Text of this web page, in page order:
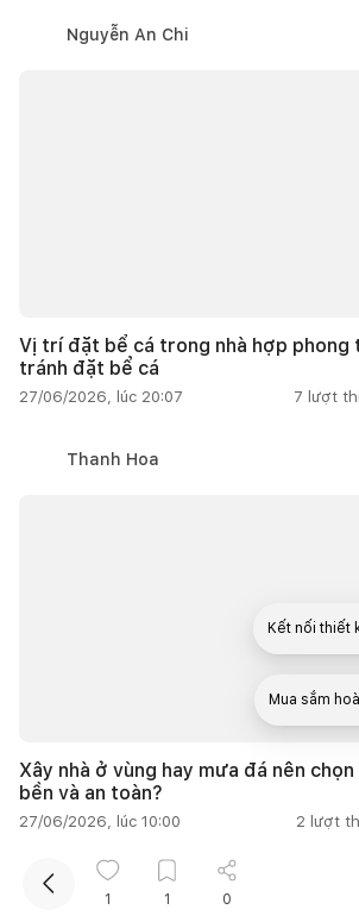
Nguyễn An Chi
Vị trí đặt bể cá trong nhà hợp phong
tránh đặt bể cá
27/06/2026, lúc 20:07 7 lượt
Thanh Hoa
Xây nhà ở vùng hay mưa đá nên
bền và an toàn?
27/06/2026, lúc 10:00 2 lượt
Cẩm Vân
1 1 0
Kết nối thiết
Mua sắm